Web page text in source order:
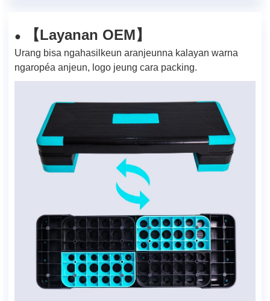
● 【Layanan OEM】
Urang bisa ngahasilkeun aranjeunna kalayan warna
ngaropéa anjeun, logo jeung cara packing.